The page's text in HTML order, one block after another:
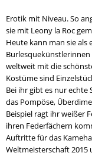
Erotik mit Niveau. So
sie mit Leony la Roc
Heute kann man sie als
Burlesquekünstlerinnen
weltweit mit die
Kostüme sind
Bei ihr gibt es nur echte
das Pompöse,
Beispiel ragt ihr weißer
ihren Federfächern
Auftritte für das
Weltmeisterschaft 2015